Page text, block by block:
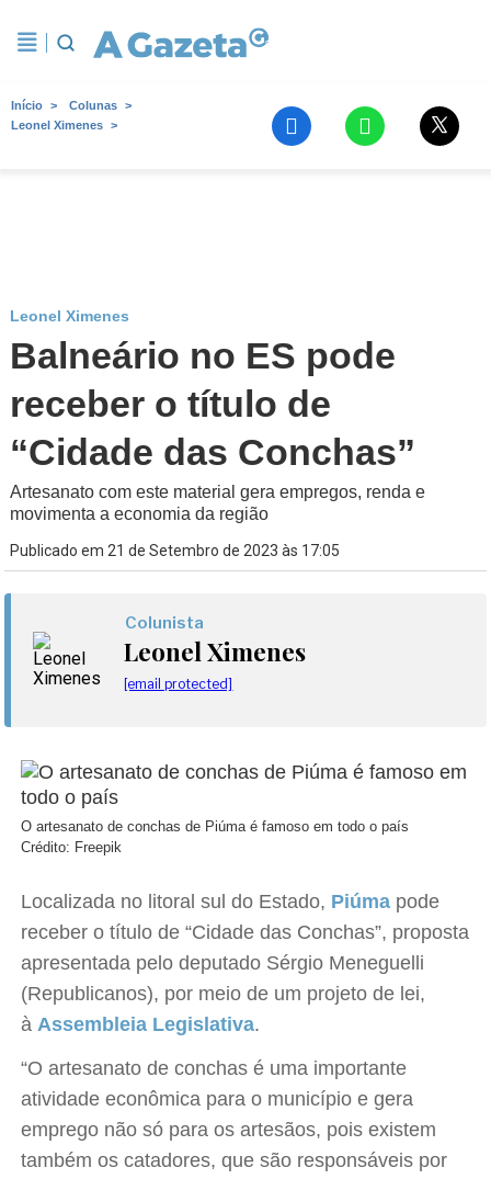
Início
Colunas
Leonel Ximenes
Leonel Ximenes
Balneário no ES pode
receber o título de
“Cidade das Conchas”
Artesanato com este material gera empregos, renda e
movimenta a economia da região
Publicado em 21 de Setembro de 2023 às 17:05
Colunista
Leonel Ximenes
[email protected]
O artesanato de conchas de Piúma é famoso em todo o país
Crédito: Freepik
Localizada no litoral sul do Estado, Piúma pode
receber o título de “Cidade das Conchas”, proposta
apresentada pelo deputado Sérgio Meneguelli
(Republicanos), por meio de um projeto de lei,
àAssembleia Legislativa.
“O artesanato de conchas é uma importante
atividade econômica para o município e gera
emprego não só para os artesãos, pois existem
também os catadores, que são responsáveis por